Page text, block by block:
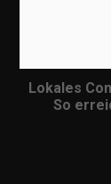
Lokales
So